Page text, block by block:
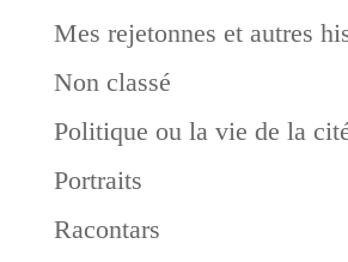
Mes rejetonnes et autres
Non classé
Politique ou la vie de la
Portraits
Racontars